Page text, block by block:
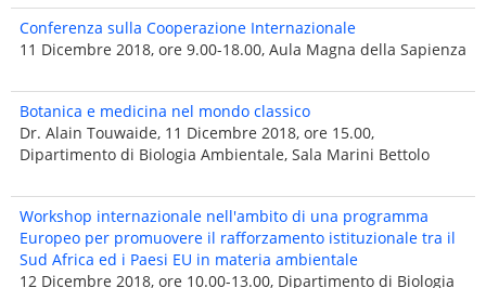
Conferenza sulla Cooperazione Internazionale
11 Dicembre 2018, ore 9.00-18.00, Aula Magna della Sapienza
Botanica e medicina nel mondo classico
Dr. Alain Touwaide, 11 Dicembre 2018, ore 15.00,
Dipartimento di Biologia Ambientale, Sala Marini Bettolo
Workshop internazionale nell'ambito di una programma
Europeo per promuovere il rafforzamento istituzionale tra il
Sud Africa ed i Paesi EU in materia ambientale
12 Dicembre 2018, ore 10.00-13.00, Dipartimento di Biologia